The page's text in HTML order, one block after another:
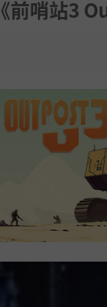
《前哨站3